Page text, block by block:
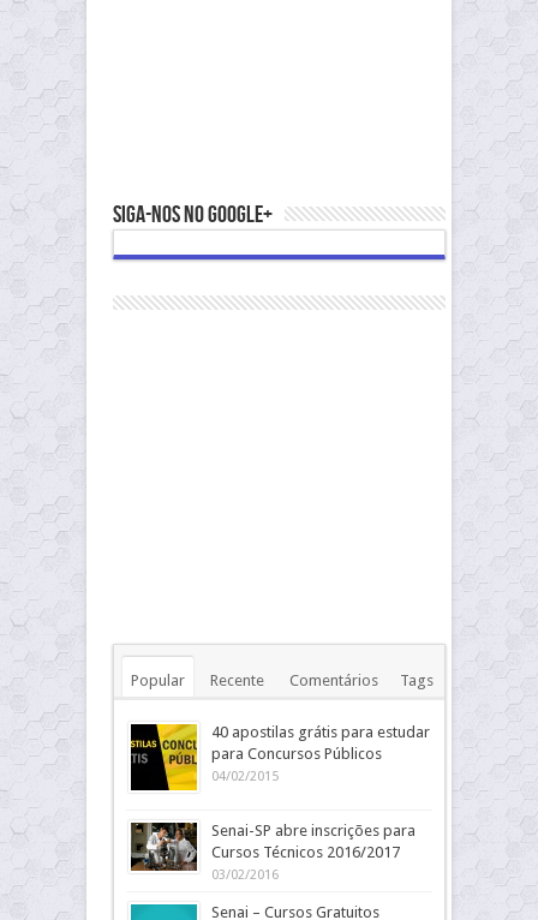
Siga-nos no Google+
Popular Recente Comentários Tags
40 apostilas grátis para estudar
para Concursos Públicos
04/02/2015
Senai-SP abre inscrições para
Cursos Técnicos 2016/2017
03/02/2016
Senai – Cursos Gratuitos